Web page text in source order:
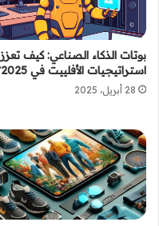
بوتات الذكاء الصناعي: كيف تعزز
استراتيجيات الأفلييت في 2025؟
28 أبريل، 2025